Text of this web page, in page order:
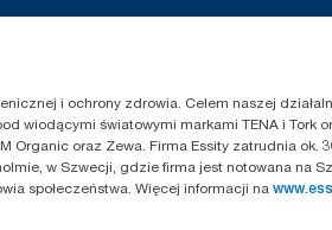
i ochrony zdrowia. Celem naszej
wiodącymi światowymi markami TENA i
Organic oraz Zewa. Firma Essity zatrudnia
w Szwecji, gdzie firma jest notowana na
społeczeństwa. Więcej informacji na